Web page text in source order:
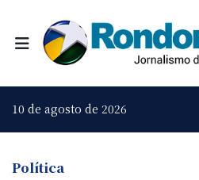
10 de agosto de 2026
Política